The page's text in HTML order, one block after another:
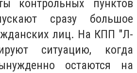
контрольных пунктов
сразу большое
лиц. На КПП "Л-
ситуацию, когда
остаются на